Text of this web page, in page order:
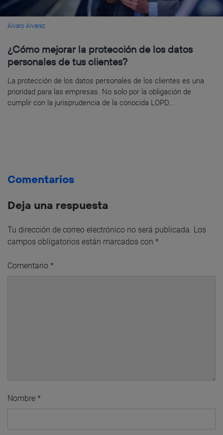
Álvaro Álvarez
¿Cómo mejorar la protección de los datos
personales de tus clientes?
La protección de los datos personales de los clientes es una
prioridad para las empresas. No solo por la obligación de
cumplir con la jurisprudencia de la conocida LOPD...
Comentarios
Deja una respuesta
Tu dirección de correo electrónico no será publicada. Los
campos obligatorios están marcados con *
Comentario *
Nombre *